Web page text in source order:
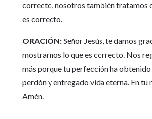
correcto, nosotros también tratamos
es correcto.
ORACIÓN:Señor Jesús, te damos
mostrarnos lo que es correcto. Nos
más porque tu perfección ha obtenido
perdón y entregado vida eterna. En tu
Amén.